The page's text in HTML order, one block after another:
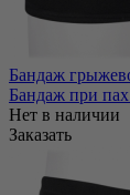
Бандаж
Бандаж при
Нет в наличии
Заказать